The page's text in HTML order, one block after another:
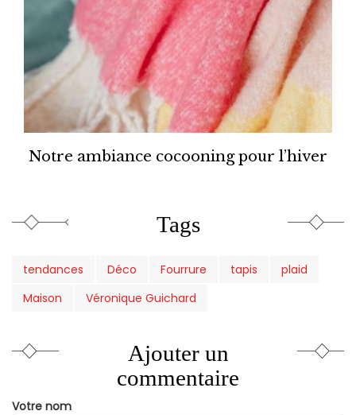
Notre ambiance cocooning pour l’hiver
Tags
tendances Déco Fourrure tapis
plaid
Maison
Véronique Guichard
Ajouter un
commentaire
Votre nom